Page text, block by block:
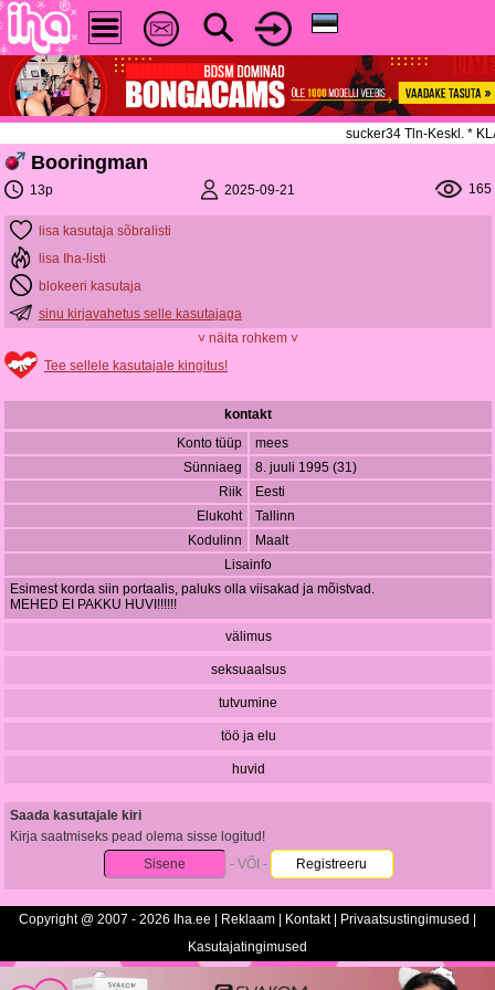
sucker34 Tln-Keskl. *
Booringman
13p 2025-09-21 165
lisa kasutaja sõbralisti
lisa Iha-listi
blokeeri kasutaja
sinu kirjavahetus selle kasutajaga
˅ näita rohkem ˅
Tee sellele kasutajale kingitus!
kontakt
Konto tüüp
mees
Sünniaeg
8. juuli 1995 (31)
Riik
Eesti
Elukoht
Tallinn
Kodulinn
Maalt
Lisainfo
Esimest korda siin portaalis, paluks olla viisakad ja mõistvad.
MEHED EI PAKKU HUVI!!!!!!
välimus
seksuaalsus
tutvumine
töö ja elu
huvid
Saada kasutajale kiri
Kirja saatmiseks pead olema sisse logitud!
Sisene
- VÕI - Registreeru
Copyright @ 2007 - 2026 Iha.ee | Reklaam Kontakt| Privaatsustingimused
Kasutajatingimused